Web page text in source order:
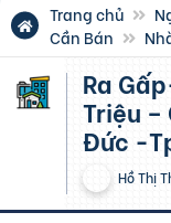
Trang chủ
Cần Bán
Ra Gấp- Cần Bán Giảm Sốc 500
Triệu –
Đức -
Hồ Thị